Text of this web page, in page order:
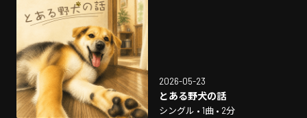
2026-05-23
とある野犬の話
シングル • 1曲 • 2分